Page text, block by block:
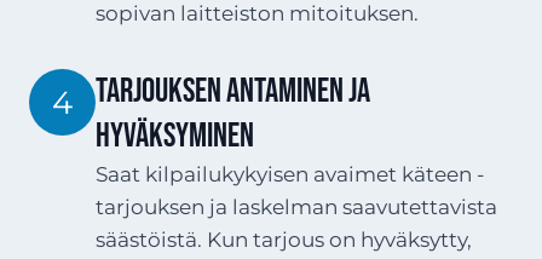
sopivan laitteiston mitoituksen.
4 Tarjouksen antaminen ja
hyväksyminen
Saat kilpailukykyisen avaimet käteen -
tarjouksen ja laskelman saavutettavista
säästöistä. Kun tarjous on hyväksytty,